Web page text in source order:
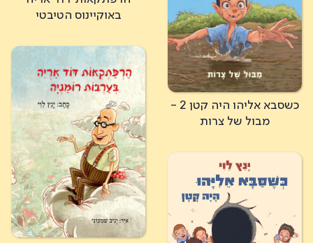
באוקיינוס הטיבטי
כשסבא אליהו היה קטן 2 -
מבול של צרות